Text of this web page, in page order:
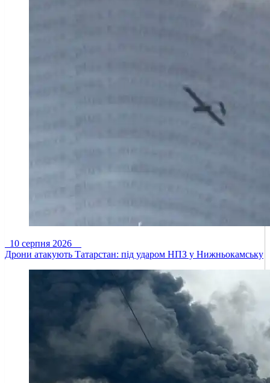
10 серпня 2026
Дрони атакують Татарстан: під ударом НПЗ у Нижньокамську